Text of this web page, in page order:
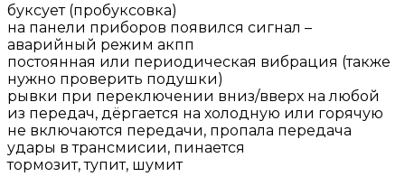
буксует (пробуксовка)
на панели приборов появился сигнал –
аварийный режим акпп
постоянная или периодическая вибрация (также
нужно проверить подушки)
рывки при переключении вниз/вверх на любой
из передач, дёргается на холодную или горячую
не включаются передачи, пропала передача
удары в трансмисии, пинается
тормозит, тупит, шумит